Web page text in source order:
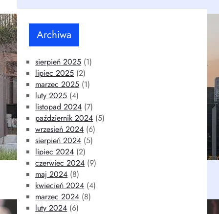
Archiwa
sierpień 2025 (1)
lipiec 2025 (2)
marzec 2025 (1)
luty 2025 (4)
listopad 2024 (7)
październik 2024 (5)
wrzesień 2024 (6)
sierpień 2024 (5)
lipiec 2024 (2)
czerwiec 2024 (9)
maj 2024 (8)
kwiecień 2024 (4)
marzec 2024 (8)
luty 2024 (6)